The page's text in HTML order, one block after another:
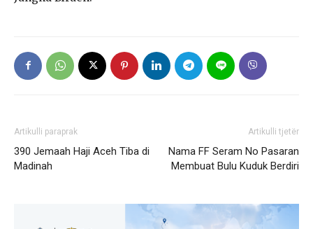
Artikulli paraprak
390 Jemaah Haji Aceh Tiba di
Madinah
Artikulli tjetër
Nama FF Seram No Pasaran
Membuat Bulu Kuduk Berdiri